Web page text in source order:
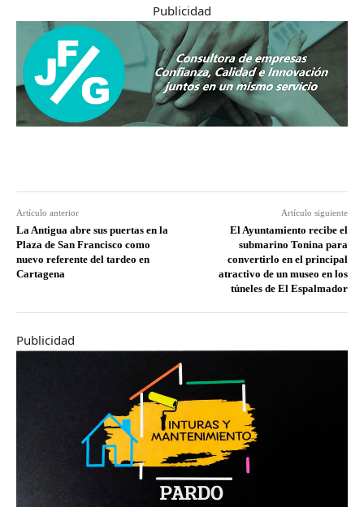
Publicidad
Artículo anterior
La Antigua abre sus puertas en la
Plaza de San Francisco como
nuevo referente del tardeo en
Cartagena
Artículo siguiente
El Ayuntamiento recibe el
submarino Tonina para
convertirlo en el principal
atractivo de un museo en los
túneles de El Espalmador
Publicidad